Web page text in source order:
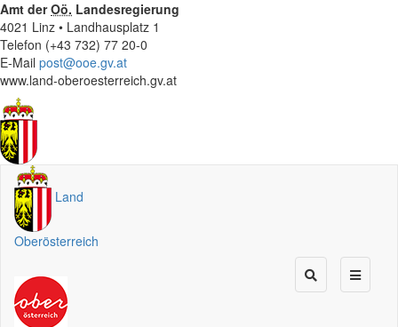
Amt derOö. Landesregierung
4021 Linz • Landhausplatz 1
Telefon (+43 732) 77 20-0
E-Mail post@ooe.gv.at
www.land-oberoesterreich.gv.at
Land
Oberösterreich